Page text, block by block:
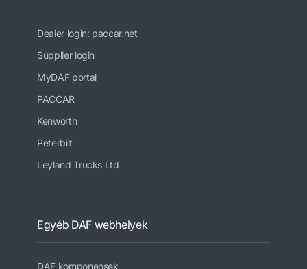
Dealer login: paccar.net
Supplier login
MyDAF portal
PACCAR
Kenworth
Peterbilt
Leyland Trucks Ltd
Egyéb DAF webhelyek
DAF komponensek